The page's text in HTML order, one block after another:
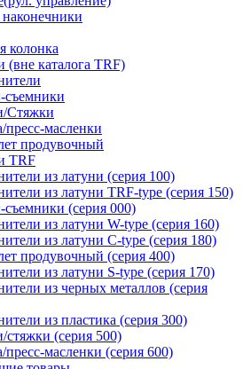
колонка
(вне каталога TRF)
Стяжки
пресс-масленки
продувочный
TRF
из латуни (серия 100)
из латуни TRF-type (серия 150)
(серия 000)
из латуни W-type (серия 160)
из латуни С-type (серия 180)
продувочный (серия 400)
из латуни S-type (серия 170)
из черных металлов (серия
из пластика (серия 300)
стяжки (серия 500)
пресс-масленки (серия 600)